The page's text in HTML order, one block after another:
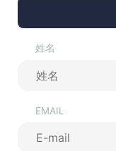
姓名
EMAIL